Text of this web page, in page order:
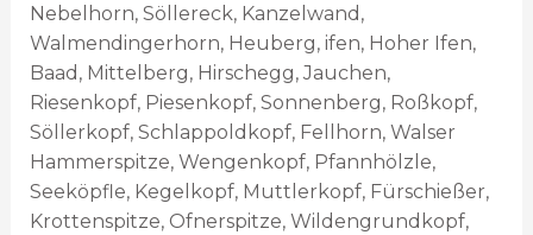
Nebelhorn, Söllereck, Kanzelwand,
Walmendingerhorn, Heuberg, ifen, Hoher Ifen,
Baad, Mittelberg, Hirschegg, Jauchen,
Riesenkopf, Piesenkopf, Sonnenberg, Roßkopf,
Söllerkopf, Schlappoldkopf, Fellhorn, Walser
Hammerspitze, Wengenkopf, Pfannhölzle,
Seeköpfle, Kegelkopf, Muttlerkopf, Fürschießer,
Krottenspitze, Ofnerspitze, Wildengrundkopf,